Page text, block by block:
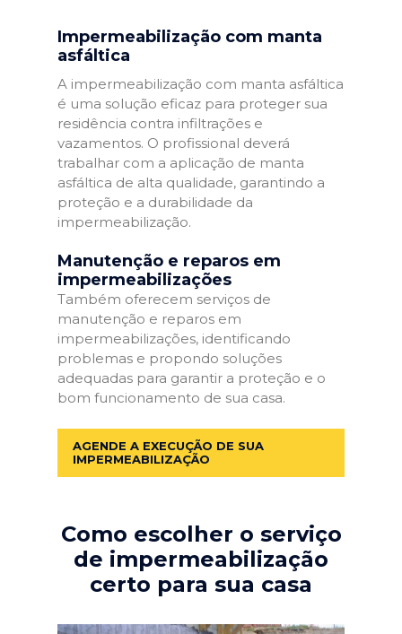
Impermeabilização com manta
asfáltica
A impermeabilização com manta asfáltica
é uma solução eficaz para proteger sua
residência contra infiltrações e
vazamentos. O profissional deverá
trabalhar com a aplicação de manta
asfáltica de alta qualidade, garantindo a
proteção e a durabilidade da
impermeabilização.
Manutenção e reparos em
impermeabilizações
Também oferecem serviços de
manutenção e reparos em
impermeabilizações, identificando
problemas e propondo soluções
adequadas para garantir a proteção e o
bom funcionamento de sua casa.
AGENDE A EXECUÇÃO DE SUA
IMPERMEABILIZAÇÃO
Como escolher o serviço
de impermeabilização
certo para sua casa